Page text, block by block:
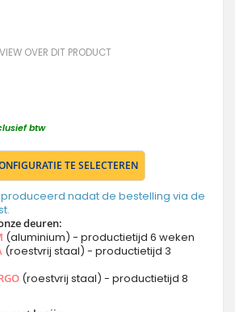
OVER DIT PRODUCT
btw
TE SELECTEREN
nadat de bestelling via de
deuren:
(aluminium) - productietijd 6 weken
(roestvrij staal) - productietijd 3
(roestvrij staal) - productietijd 8